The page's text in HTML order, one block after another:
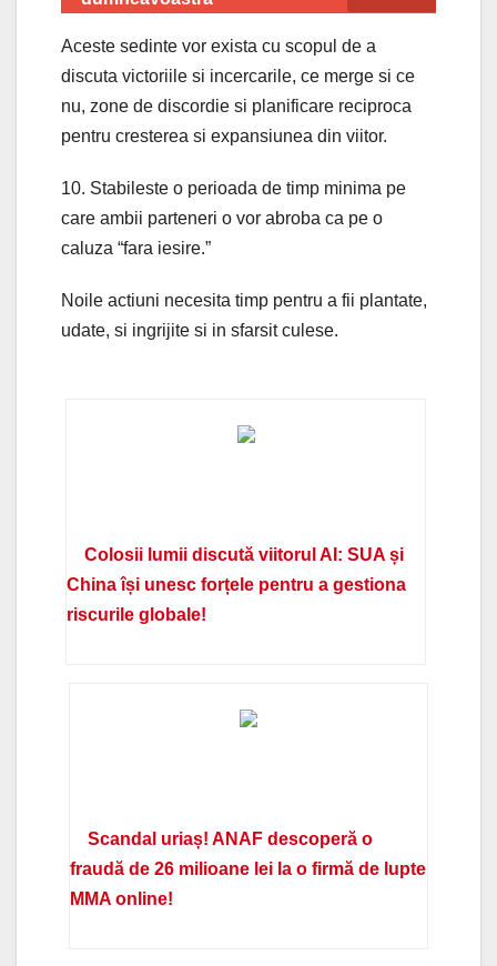
Aceste sedinte vor exista cu scopul de a
discuta victoriile si incercarile, ce merge si ce
nu, zone de discordie si planificare reciproca
pentru cresterea si expansiunea din viitor.
10. Stabileste o perioada de timp minima pe
care ambii parteneri o vor abroba ca pe o
caluza “fara iesire.”
Noile actiuni necesita timp pentru a fii plantate,
udate, si ingrijite si in sfarsit culese.
Colosii lumii discută viitorul AI: SUA și
China își unesc forțele pentru a gestiona
riscurile globale!
Scandal uriaș! ANAF descoperă o
fraudă de 26 milioane lei la o firmă de lupte
MMA online!